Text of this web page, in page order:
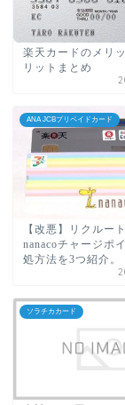
楽天カードのメリ
リットまとめ
ANA JCBプリペイドカード
【改悪】リクルー
nanacoチャージポ
処方法を3つ紹介。
ソラチカカード